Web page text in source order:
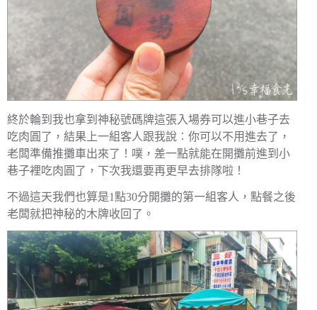
終於輪到我也拿到神秘號碼牌這張入場券可以進小巷子去
吃肉圓了，結果上一組客人跟我說︰你可以不用進去了，
老闆準備推攤車出來了！噗，差一點就能在開攤前進到小
巷子裡吃肉圓了，下次我還要再更早去排隊啦！
不過這天我們也算是1點30分開攤的第一組客人，點餐之後
老闆就把神秘的木牌收回了。